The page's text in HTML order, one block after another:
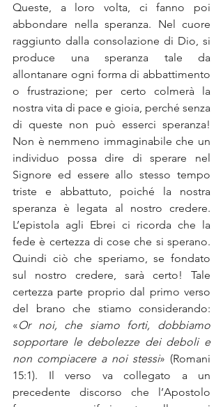
Queste, a loro volta, ci fanno poi
abbondare nella speranza. Nel cuore
raggiunto dalla consolazione di Dio, si
produce una speranza tale da
allontanare ogni forma di abbattimento
o frustrazione; per certo colmerà la
nostra vita di pace e gioia, perché senza
di queste non può esserci speranza!
Non è nemmeno immaginabile che un
individuo possa dire di sperare nel
Signore ed essere allo stesso tempo
triste e abbattuto, poiché la nostra
speranza è legata al nostro credere.
L’epistola agli Ebrei ci ricorda che la
fede è certezza di cose che si sperano.
Quindi ciò che speriamo, se fondato
sul nostro credere, sarà certo! Tale
certezza parte proprio dal primo verso
del brano che stiamo considerando:
«Or noi, che siamo forti, dobbiamo
sopportare le debolezze dei deboli e
non compiacere a noi stessi» (Romani
15:1). Il verso va collegato a un
precedente discorso che l’Apostolo